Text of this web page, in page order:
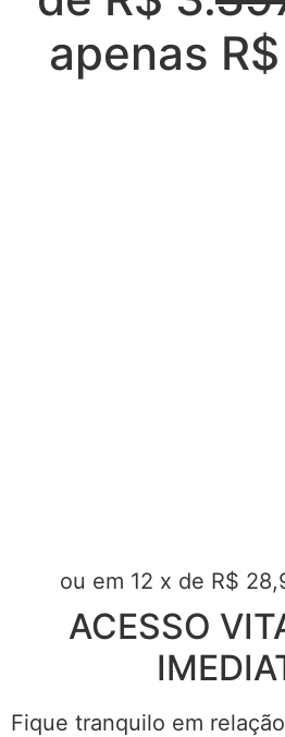
apenas
ou em 12 x de R$
ACESSO
Fique tranquilo em